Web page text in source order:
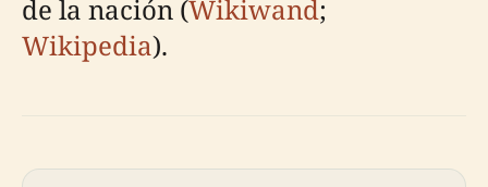
de la nación (Wikiwand;
Wikipedia).